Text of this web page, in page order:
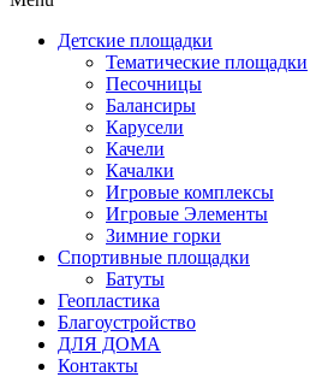
Детские площадки
Тематические площадки
Песочницы
Балансиры
Карусели
Качели
Качалки
Игровые комплексы
Игровые Элементы
Зимние горки
Спортивные площадки
Батуты
Геопластика
Благоустройство
ДЛЯ ДОМА
Контакты